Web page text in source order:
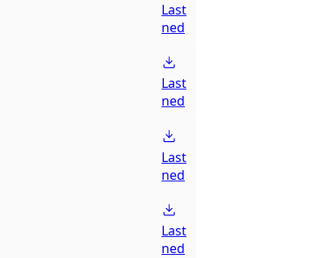
Last
ned
Last
ned
Last
ned
Last
ned